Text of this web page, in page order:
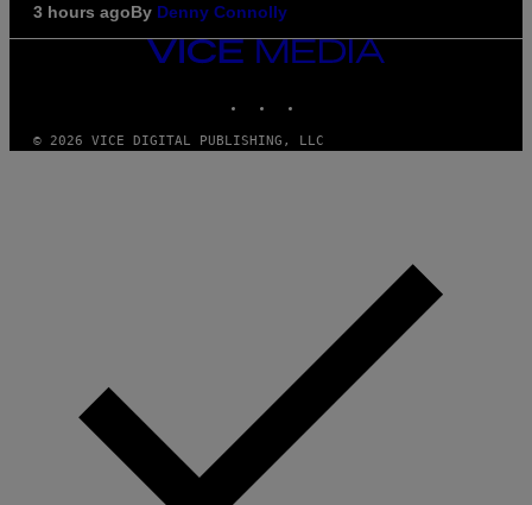
3 hours agoBy Denny Connolly
VICE
MEDIA
© 2026 VICE DIGITAL PUBLISHING, LLC